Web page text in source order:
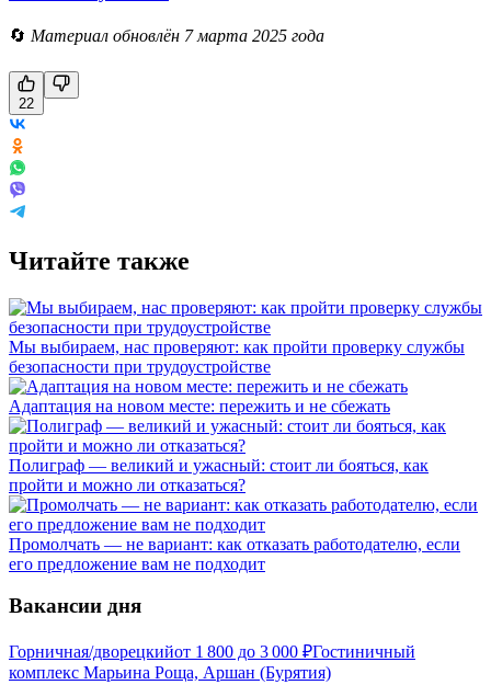
🔄 Материал обновлён 7 марта 2025 года
22
Читайте также
Мы выбираем, нас проверяют: как пройти проверку службы
безопасности при трудоустройстве
Адаптация на новом месте: пережить и не сбежать
Полиграф — великий и ужасный: стоит ли бояться, как
пройти и можно ли отказаться?
Промолчать — не вариант: как отказать работодателю, если
его предложение вам не подходит
Вакансии дня
Горничная/дворецкийот 1 800 до 3 000 ₽Гостиничный
комплекс Марьина Роща, Аршан (Бурятия)